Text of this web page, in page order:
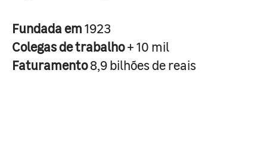
Fundada em1923
Colegas de trabalho+ 10 mil
Faturamento8,9 bilhões de reais